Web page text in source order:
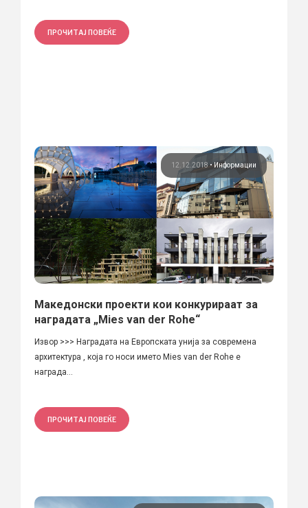
ПРОЧИТАЈ ПОВЕЌЕ
12.12.2018 •Информации
Македонски проекти кои конкурираат за
наградата „Mies van der Rohe“
Извор >>> Наградата на Европската унија за современа
архитектура , која го носи името Mies van der Rohe е
награда...
ПРОЧИТАЈ ПОВЕЌЕ